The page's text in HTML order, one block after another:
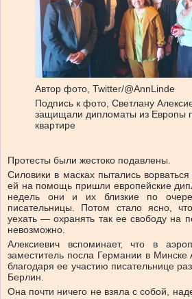
Автор фото, Twitter/@AnnLinde
Подпись к фото, Светлану
защищали дипломаты из Европы
квартире
Протесты были жестоко подавлены.
Силовики в масках пытались ворваться
ей на помощь ​​пришли европейские
недель они и их близкие по
писательницы. Потом стало ясно,
уехать — охранять так ее свободу на
невозможно.
Алексиевич вспоминает, что в
заместитель посла Германии в
благодаря ее участию писательнице
Берлин.
Она почти ничего не взяла с собой,